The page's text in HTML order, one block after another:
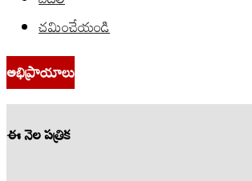
చమించేయండి
అభిప్రాయాలు
ఈ నెల పత్రిక